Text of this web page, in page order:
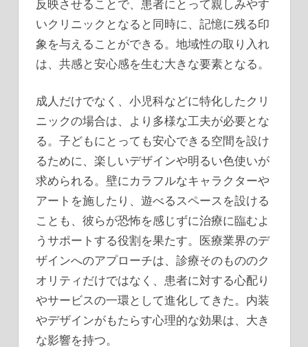
反映させることで、患者にとって親しみやす
いクリニックとなると同時に、記憶に残る印
象を与えることができる。地域性の取り入れ
は、共感と安心感を生む大きな要素となる。
成人だけでなく、小児科などに特化したクリ
ニックの場合は、より多様な工夫が必要とな
る。子どもにとっても安心できる空間を設け
るために、楽しいデザインや明るい色使いが
求められる。壁にカラフルなキャラクターや
アートを施したり、遊べるスペースを設ける
ことも、彼らが恐怖を感じずに治療に臨むよ
うサポートする役割を果たす。医療業界のデ
ザインへのアプローチは、診療そのもののク
オリティだけではなく、患者に対する心配り
やサービスの一環として進化してきた。内装
やデザインがもたらす心理的な効果は、大き
な影響を持つ。